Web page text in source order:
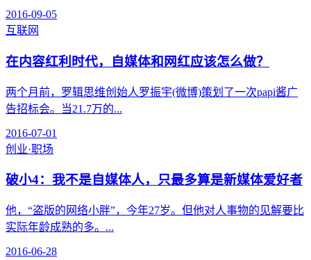
2016-09-05
互联网
在内容红利时代，自媒体和网红应该怎么做？
两个月前，罗辑思维创始人罗振宇(微博)策划了一次papi酱广
告招标会。当21.7万的...
2016-07-01
创业·职场
破小4：我不是自媒体人，只最多算是新媒体爱好者
他，“盗版的网络小胖”，今年27岁。但他对人事物的见解要比
实际年龄成熟的多。...
2016-06-28